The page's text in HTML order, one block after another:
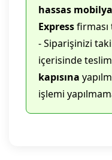
hassas
Expressfirması
- Siparişinizi
içerisinde
kapısına
işlemi